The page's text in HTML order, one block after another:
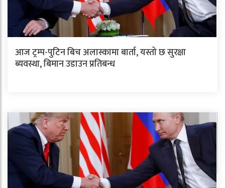
आज ट्रम्प-पुटिन बिच अलास्कामा बार्ता, यस्तो छ सुरक्षा
ब्यवस्था, बिमान उडाउन प्रतिबन्ध